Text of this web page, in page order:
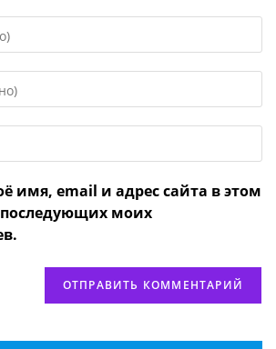
имя, email и адрес сайта в этом
последующих моих